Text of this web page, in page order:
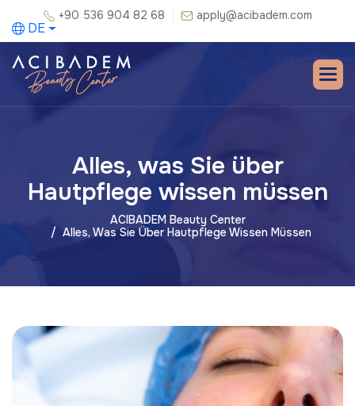
+90 536 904 82 68 apply@acibadem.com
DE
Alles, was Sie über
Hautpflege wissen müssen
ACIBADEM Beauty Center
Alles, Was Sie Über Hautpflege Wissen Müssen